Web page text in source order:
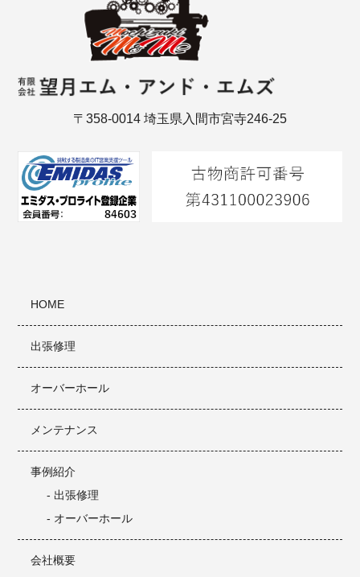
〒358-0014 埼玉県入間市宮寺246-25
HOME
出張修理
オーバーホール
メンテナンス
事例紹介
- 出張修理
- オーバーホール
会社概要